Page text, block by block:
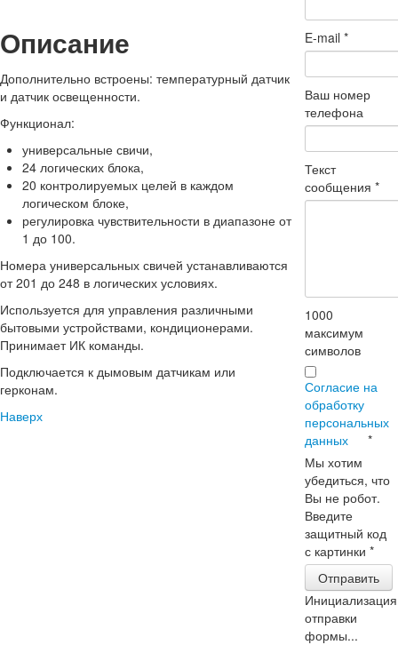
Описание
Дополнительно встроены: температурный датчик
и датчик освещенности.
Функционал:
универсальные свичи,
24 логических блока,
20 контролируемых целей в каждом
логическом блоке,
регулировка чувствительности в диапазоне от
1 до 100.
Номера универсальных свичей устанавливаются
от 201 до 248 в логических условиях.
Используется для управления различными
бытовыми устройствами, кондиционерами.
Принимает ИК команды.
Подключается к дымовым датчикам или
герконам.
Наверх
E-mail*
Ваш номер
телефона
Текст
сообщения*
1000
максимум
символов
Согласие на
обработку
персональных
данных
*
Мы хотим
убедиться, что
Вы не робот.
Введите
защитный код
с картинки*
Отправить
Инициализация
отправки
формы...